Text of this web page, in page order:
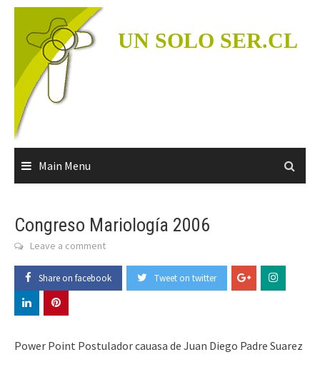
Skip
content
UN SOLO SER.CL
Main Menu
Congreso Mariología 2006
Leave a comment
Share on facebook Tweet on twitter
Power Point Postulador cauasa de Juan Diego Padre Suarez